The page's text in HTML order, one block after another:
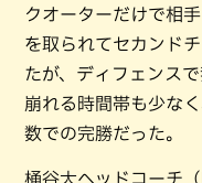
クオーターだけで相
を取られてセカンド
たが、ディフェンス
崩れる時間帯も少な
数での完勝だった。
桶谷大ヘッドコーチ